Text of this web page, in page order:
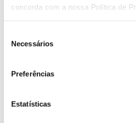
concorda com a nossa Política de
Necessários
Preferências
Estatísticas